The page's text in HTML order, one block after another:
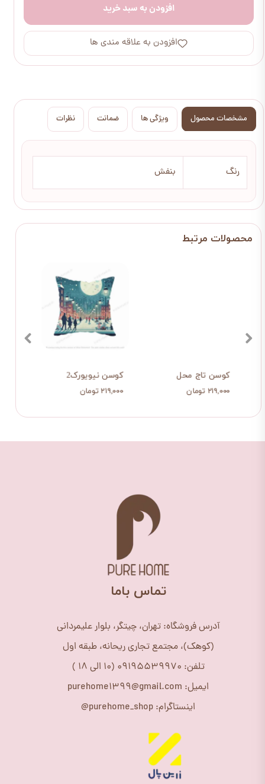
افزودن به سبد خرید
افزودن به علاقه مندی ها
مشخصات محصول ویژگی ها ضمانت نظرات
رنگ بنفش
کوسن نیویورک2
۲۱۹,۰۰۰ تومان
کوسن تاج محل
۲۱۹,۰۰۰ تومان
​تماس باما
آدرس فروشگاه: تهران، چیتگر، بلوار علیمردانی
(کوهک)، مجتمع تجاری ریحانه، طبقه اول
تلفن: 09195539970 (10 الی 18 )
ایمیل: purehome1399@gmail.com
اینستاگرام: purehome_shop@